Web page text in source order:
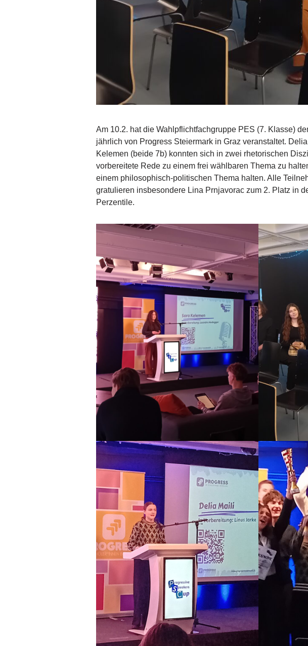
Am 10.2. hat die Wahlpflichtfachgruppe PES (7. Klasse)
jährlich von Progress Steiermark in Graz veranstaltet.
Kelemen (beide 7b) konnten sich in zwei rhetorischen
vorbereitete Rede zu einem frei wählbaren Thema zu
einem philosophisch-politischen Thema halten. Alle
gratulieren insbesondere Lina Prnjavorac zum 2. Platz in
Perzentile.